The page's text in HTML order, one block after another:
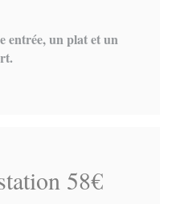
entrée, un plat et un
58€